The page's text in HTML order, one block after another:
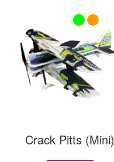
Crack Pitts (Mini)